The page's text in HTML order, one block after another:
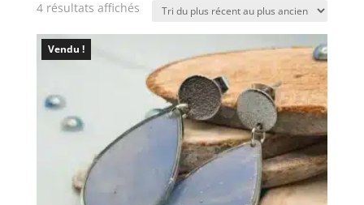
4 résultats affichésTrié
plus
au
plus
ancien
Vendu !